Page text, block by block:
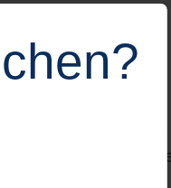
Hergestellt
ist dieses Shirt